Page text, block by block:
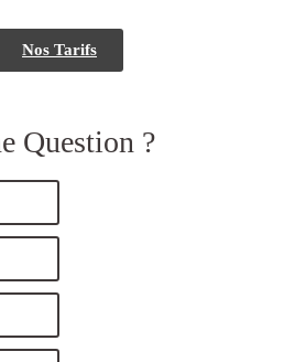
Nos Tarifs
Question ?